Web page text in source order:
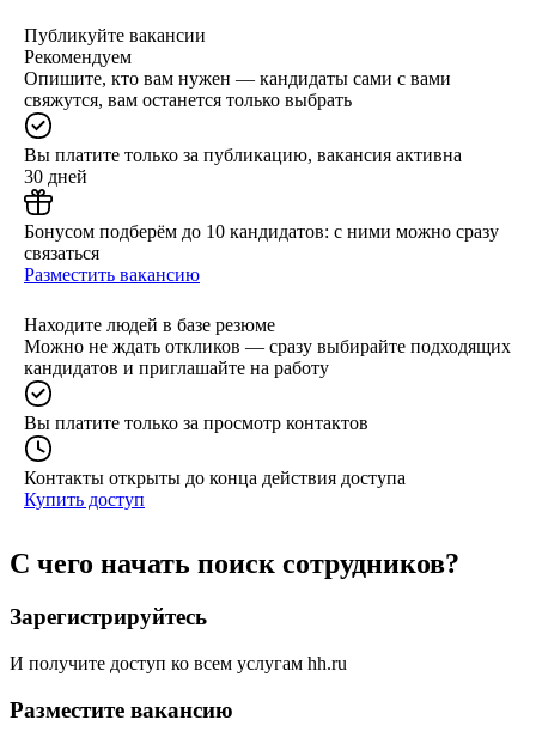
Публикуйте вакансии
Рекомендуем
Опишите, кто вам нужен — кандидаты сами с вами
свяжутся, вам останется только выбрать
Вы платите только за публикацию, вакансия активна
30 дней
Бонусом подберём до 10 кандидатов: с ними можно сразу
связаться
Разместить вакансию
Находите людей в базе резюме
Можно не ждать откликов — сразу выбирайте подходящих
кандидатов и приглашайте на работу
Вы платите только за просмотр контактов
Контакты открыты до конца действия доступа
Купить доступ
С чего начать поиск сотрудников?
Зарегистрируйтесь
И получите доступ ко всем услугам hh.ru
Разместите вакансию